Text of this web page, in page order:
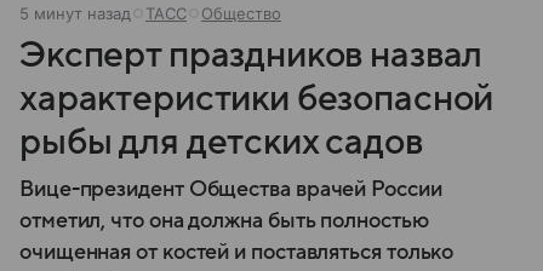
5 минут назад ТАСС Общество
Эксперт праздников назвал
характеристики безопасной
рыбы для детских садов
Вице-президент Общества врачей России
отметил, что она должна быть полностью
очищенная от костей и поставляться только